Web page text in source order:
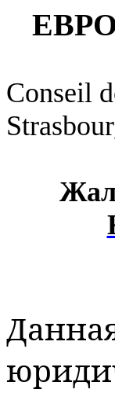
Conseil